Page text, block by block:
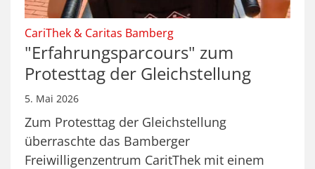
CariThek & Caritas Bamberg:
"Erfahrungsparcours" zum
Protesttag der Gleichstellung
5. Mai 2026
Zum Protesttag der Gleichstellung
überraschte das Bamberger
Freiwilligenzentrum CaritThek mit einem